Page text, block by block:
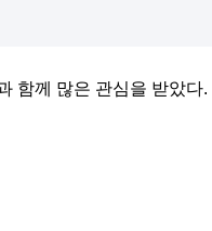
함께 많은 관심을 받았다.